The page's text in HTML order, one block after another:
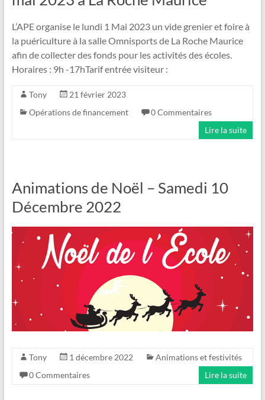
L’APE organise le lundi 1 Mai 2023 un vide grenier et foire à
la puériculture à la salle Omnisports de La Roche Maurice
afin de collecter des fonds pour les activités des écoles.
Horaires : 9h -17hTarif entrée visiteur :
Tony
21 février 2023
Opérations de financement
0 Commentaires
Lire la suite
Animations de Noël – Samedi 10
Décembre 2022
Tony 1 décembre 2022
Animations et festivités
0 Commentaires
Lire la suite